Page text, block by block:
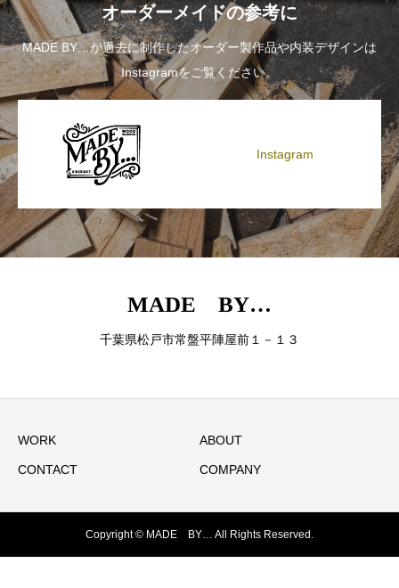
オーダーメイドの参考に
MADE BY…が過去に制作したオーダー製作品や内装デザインは
Instagramをご覧ください。
Instagram
MADE BY…
千葉県松戸市常盤平陣屋前１－１３
WORK ABOUT
CONTACT COMPANY
Copyright © MADE BY… All Rights Reserved.